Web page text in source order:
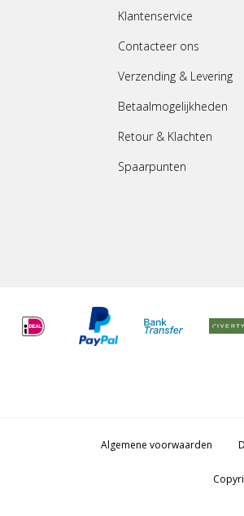
Klantenservice
Contacteer ons
Verzending & Levering
Betaalmogelijkheden
Retour & Klachten
Spaarpunten
Algemene voorwaarden